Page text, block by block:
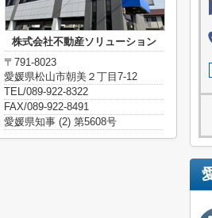
株式会社不動産ソリューション
〒791-8023
愛媛県松山市朝美２丁目7-12
TEL/089-922-8322
FAX/089-922-8491
愛媛県知事 (2) 第5608号